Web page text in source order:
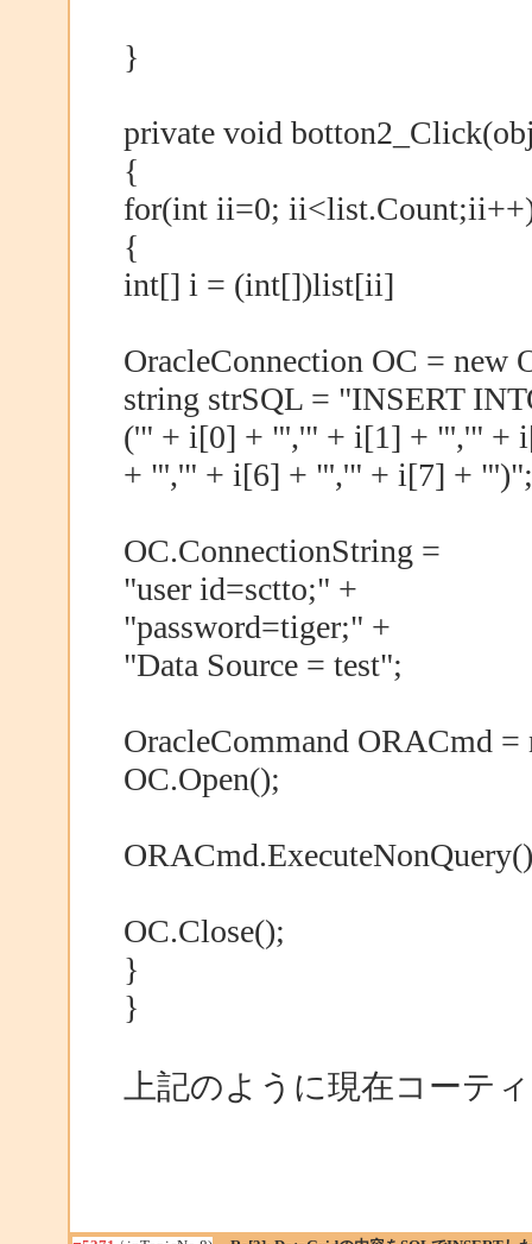
}
private void
{
for(int ii=0;
{
int[] i = (int[])list[ii]
OracleConnection OC = new
string strSQL = "INSERT
('" + i[0] + "','" + i[1] + "','" +
+ "','" + i[6] + "','" + i[7] + "')";
OC.ConnectionString =
"user id=sctto;" +
"password=tiger;" +
"Data Source = test";
OracleCommand ORACmd
OC.Open();
OC.Close();
}
}
上記のように現在コーテ